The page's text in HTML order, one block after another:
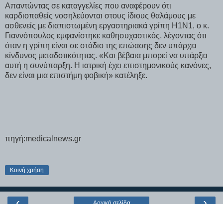
Απαντώντας σε καταγγελίες που αναφέρουν ότι
καρδιοπαθείς νοσηλεύονται στους ίδιους θαλάμους με
ασθενείς με διαπιστωμένη εργαστηριακά γρίπη Η1Ν1, ο κ.
Γιαννόπουλος εμφανίστηκε καθησυχαστικός, λέγοντας ότι
όταν η γρίπη είναι σε στάδιο της επώασης δεν υπάρχει
κίνδυνος μεταδοτικότητας. «Και βέβαια μπορεί να υπάρξει
αυτή η συνύπαρξη. Η ιατρική έχει επιστημονικούς κανόνες,
δεν είναι μια επιστήμη φοβική» κατέληξε.
πηγή:medicalnews.gr
Κοινή χρήση